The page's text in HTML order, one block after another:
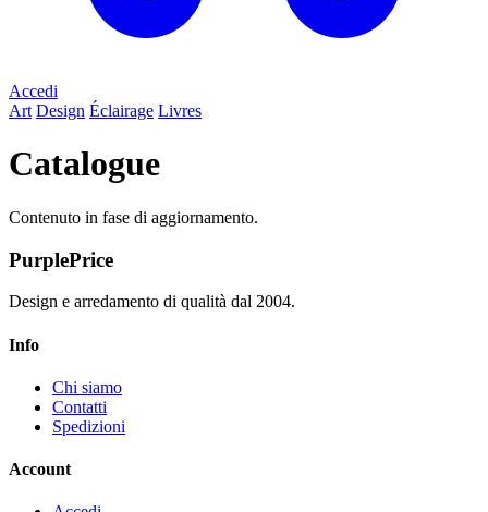
Accedi
Art Design Éclairage Livres
Catalogue
Contenuto in fase di aggiornamento.
PurplePrice
Design e arredamento di qualità dal 2004.
Info
Chi siamo
Contatti
Spedizioni
Account